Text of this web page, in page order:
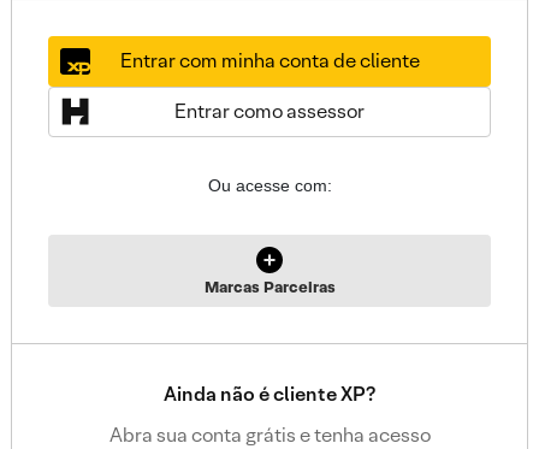
Entrar com minha conta de cliente
Entrar como assessor
Ou acesse com:
Marcas Parceiras
Ainda não é cliente XP?
Abra sua conta grátis e tenha acesso